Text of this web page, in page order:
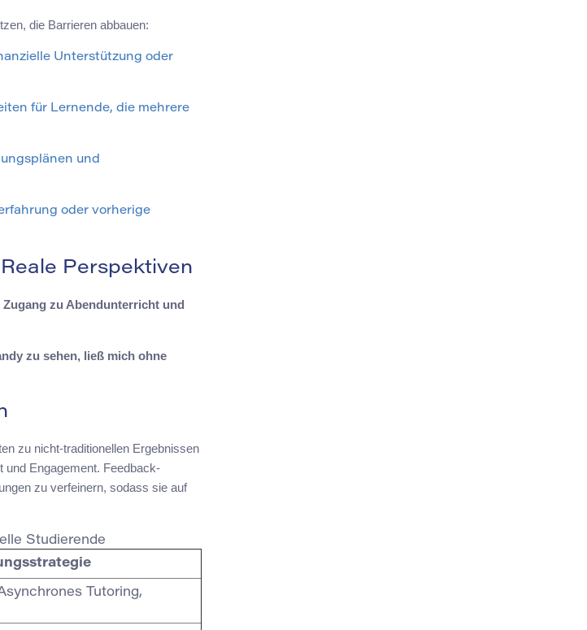
die Barrieren abbauen:
Unterstützung oder
für Lernende, die mehrere
und
oder vorherige
Perspektiven
zu Abendunterricht und
zu sehen, ließ mich ohne
zu nicht-traditionellen Ergebnissen
und Engagement. Feedback-
zu verfeinern, sodass sie auf
Studierende
Tutoring,